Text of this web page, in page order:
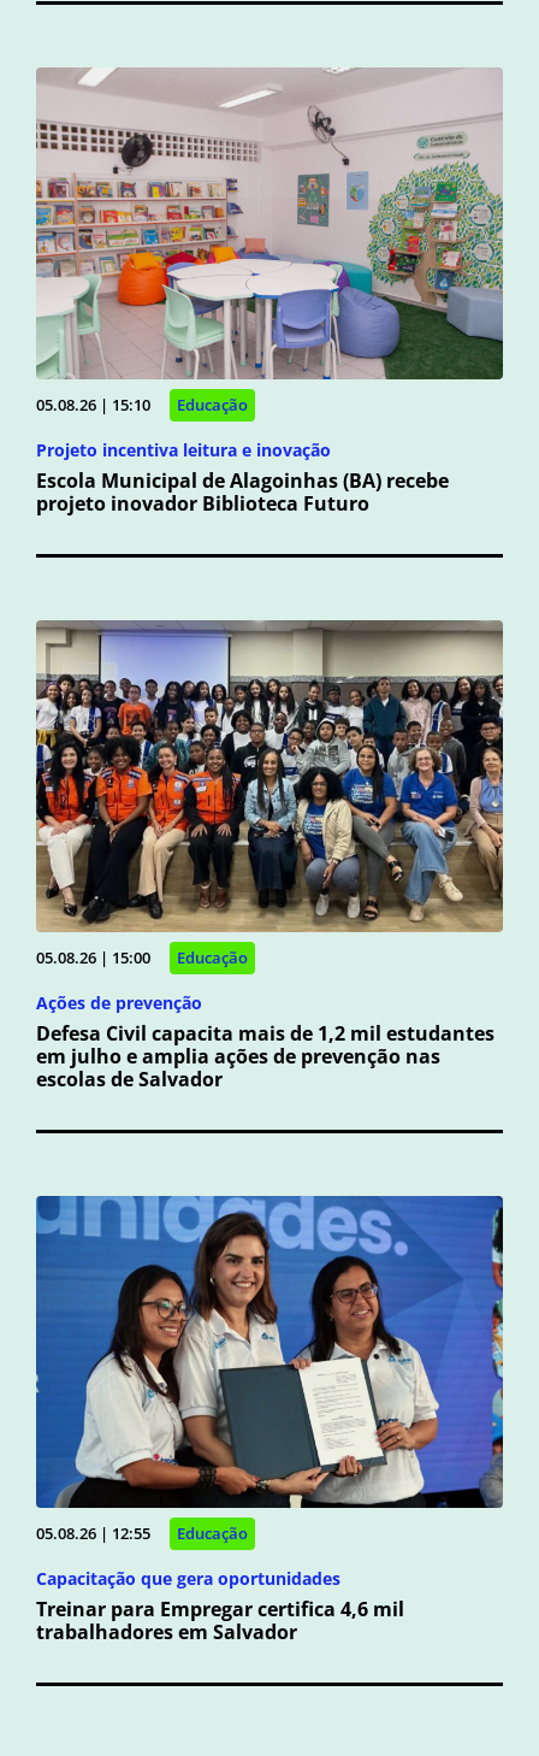
05.08.26 | 15:10 Educação
Projeto incentiva leitura e inovação
Escola Municipal de Alagoinhas (BA) recebe
projeto inovador Biblioteca Futuro
05.08.26 | 15:00 Educação
Ações de prevenção
Defesa Civil capacita mais de 1,2 mil estudantes
em julho e amplia ações de prevenção nas
escolas de Salvador
05.08.26 | 12:55 Educação
Capacitação que gera oportunidades
Treinar para Empregar certifica 4,6 mil
trabalhadores em Salvador